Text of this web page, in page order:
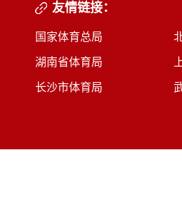
友情链接：
国家体育总局
湖南省体育局
长沙市体育局